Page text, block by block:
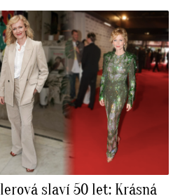
slaví 50 let: Krásná